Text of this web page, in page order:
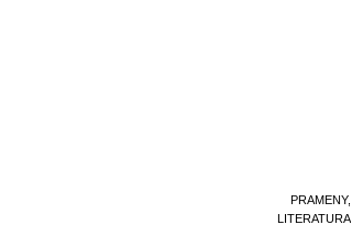
PRAMENY,
LITERATURA